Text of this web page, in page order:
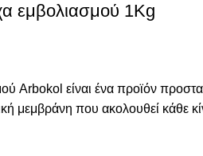
εμβολιασμού 1Kg
Arbokol είναι ένα προϊόν
μεμβράνη που ακολουθεί κάθε